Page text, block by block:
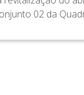
02 da